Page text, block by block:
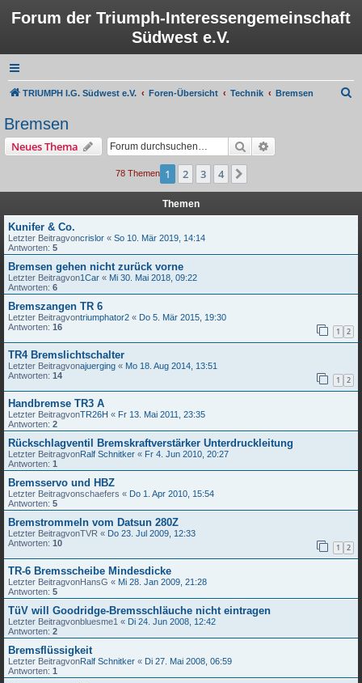
Forum der Triumph-Interessengemeinschaft
Südwest e.V.
TRIUMPH I.G. Südwest e.V. Foren-Übersicht Technik Bremsen
Bremsen
Neues Thema Suche
78 Themen 1 2 3 4
Themen
Kunifer & Co.
Letzter Beitragvoncrislor « So 10. Mär 2019, 14:14
Antworten: 5
Bremsen gehen nicht zurück vorne
Letzter Beitragvon1Car « Mi 30. Mai 2018, 09:22
Antworten: 6
Bremszangen TR 6
Letzter Beitragvontriumphator2 « Do 5. Mär 2015, 19:30
Antworten: 16 1 2
TR4 Bremslichtschalter
Letzter Beitragvonajuerging « Mo 18. Aug 2014, 13:51
Antworten: 14 1 2
Handbremse TR3 A
Letzter BeitragvonTR26H « Fr 13. Mai 2011, 23:35
Antworten: 2
Rückschlagventil Bremskraftverstärker Unterdruckleitung
Letzter BeitragvonRalf Schnitker « Fr 4. Jun 2010, 20:27
Antworten: 1
Bremsservo und HBZ
Letzter Beitragvonschaefers « Do 1. Apr 2010, 15:54
Antworten: 5
Bremstrommeln vom Datsun 280Z
Letzter BeitragvonTVR « Do 23. Jul 2009, 12:33
Antworten: 10 1 2
TR-6 Bremsscheibe Mindesdicke
Letzter BeitragvonHansG « Mi 28. Jan 2009, 21:28
Antworten: 5
TüV will Goodridge-Bremsschläuche nicht eintragen
Letzter Beitragvonbluesme1 « Di 24. Jun 2008, 12:42
Antworten: 2
Bremsflüssigkeit
Letzter BeitragvonRalf Schnitker « Di 27. Mai 2008, 06:59
Antworten: 1